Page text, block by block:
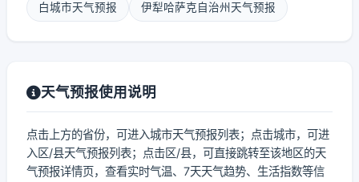
白城市天气预报 伊犁哈萨克自治州天气预报
天气预报使用说明
点击上方的省份，可进入城市天气预报列表；点击城市，可进
入区/县天气预报列表；点击区/县，可直接跳转至该地区的天
气预报详情页，查看实时气温、7天天气趋势、生活指数等信